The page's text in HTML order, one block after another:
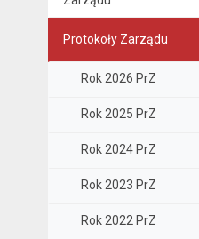
Protokoły Zarządu
Rok 2026 PrZ
Rok 2025 PrZ
Rok 2024 PrZ
Rok 2023 PrZ
Rok 2022 PrZ